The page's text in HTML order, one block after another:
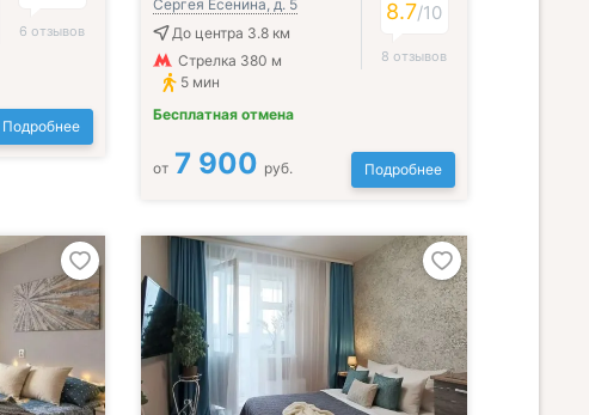
6 отзывов
Подробнее
Сергея Есенина, д. 5
До центра 3.8 км
Стрелка 380 м
5 мин
Бесплатная отмена
8.7/10
8 отзывов
от 7 900 руб. Подробнее